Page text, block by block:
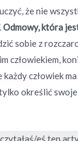
że nie
Odmowy, która
sobie z
człowiekiem,
człowiek
określić
eś ten